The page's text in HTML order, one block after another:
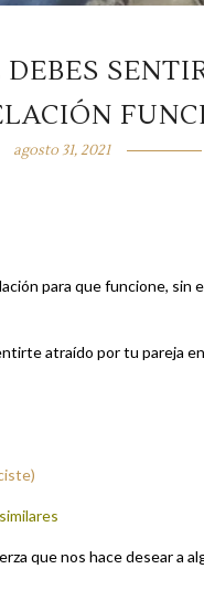
agosto 31, 2021
para que funcione,
atraído por tu pareja
que nos hace desear a